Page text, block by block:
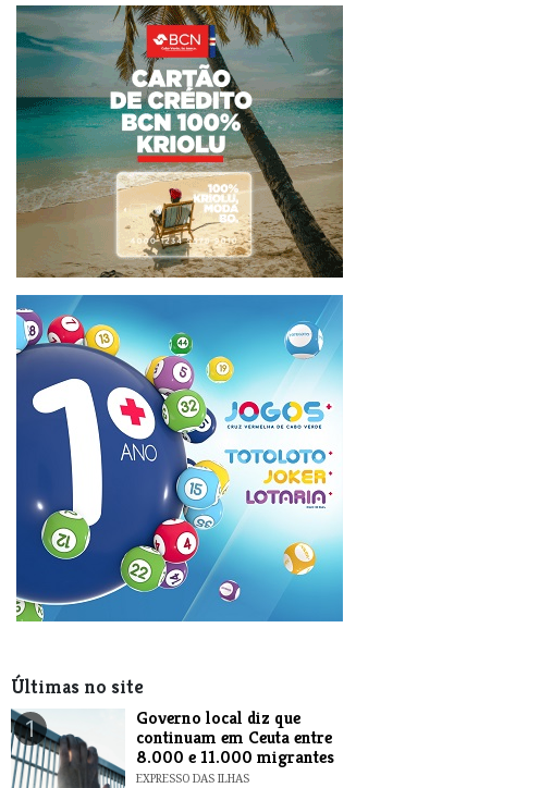
Últimas no site
1
​Governo local diz que
continuam em Ceuta entre
8.000 e 11.000 migrantes
EXPRESSO DAS ILHAS